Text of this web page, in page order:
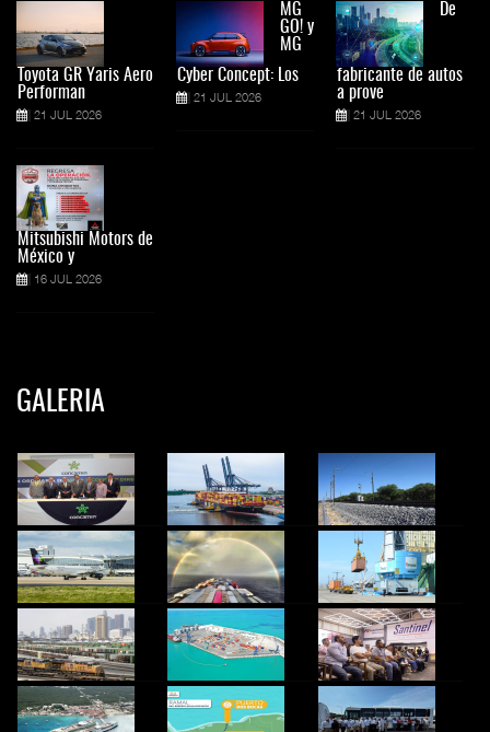
Toyota GR Yaris Aero
Performan
21 JUL 2026
Mitsubishi Motors de
México y
16 JUL 2026
MG
GO! y
MG
Cyber Concept: Los
21 JUL 2026
De
fabricante de autos
a prove
21 JUL 2026
GALERIA